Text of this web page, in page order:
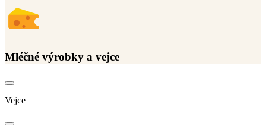
Mléčné výrobky a vejce
Vejce